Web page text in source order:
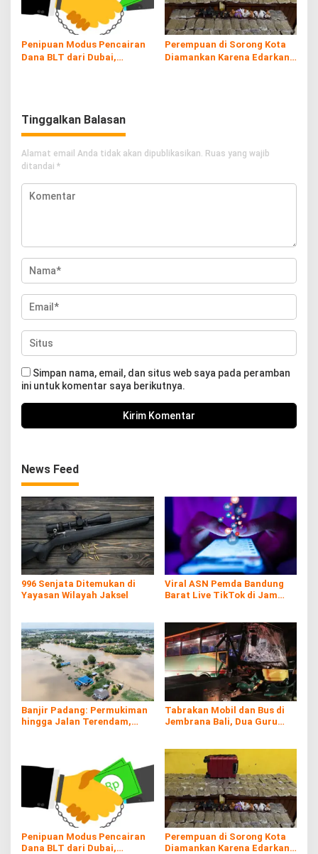
Penipuan Modus Pencairan
Dana BLT dari Dubai,
Perempuan di Sorong Kota
Diamankan Karena Edarkan
Tinggalkan Balasan
Alamat email Anda tidak akan dipublikasikan. Ruas yang wajib
ditandai *
Simpan nama, email, dan situs web saya pada peramban
ini untuk komentar saya berikutnya.
News Feed
996 Senjata Ditemukan di
Yayasan Wilayah Jaksel
Viral ASN Pemda Bandung
Barat Live TikTok di Jam
Banjir Padang: Permukiman
hingga Jalan Terendam,
Tabrakan Mobil dan Bus di
Jembrana Bali, Dua Guru
Penipuan Modus Pencairan
Dana BLT dari Dubai,
Perempuan di Sorong Kota
Diamankan Karena Edarkan